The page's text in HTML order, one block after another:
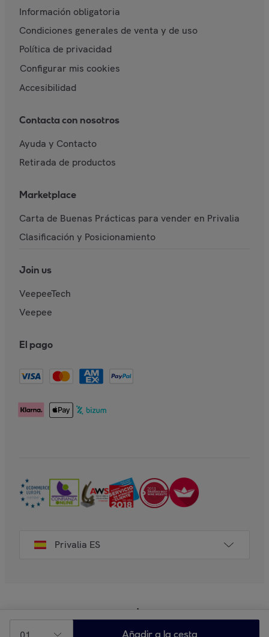
Añadir a la cesta
Información obligatoria
Condiciones generales de venta y de uso
Política de privacidad
Configurar mis cookies
Accesibilidad
Contacta con nosotros
Ayuda y Contacto
Retirada de productos
Marketplace
Carta de Buenas Prácticas para vender en Privalia
Clasificación y Posicionamiento
Join us
VeepeeTech
Veepee
El pago
Privalia ES